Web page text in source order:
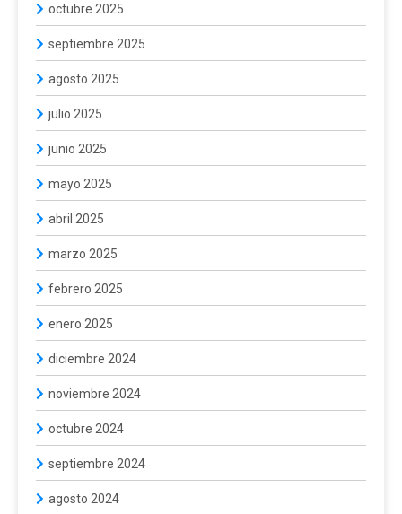
octubre 2025
septiembre 2025
agosto 2025
julio 2025
junio 2025
mayo 2025
abril 2025
marzo 2025
febrero 2025
enero 2025
diciembre 2024
noviembre 2024
octubre 2024
septiembre 2024
agosto 2024